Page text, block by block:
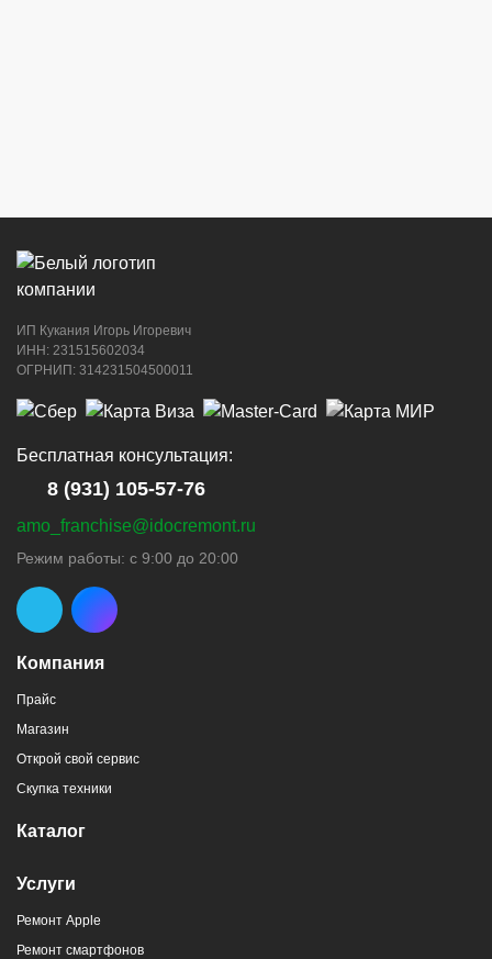
ИП Кукания Игорь Игоревич
ИНН: 231515602034
ОГРНИП: 314231504500011
Компания
Прайс
Магазин
Открой свой сервис
Скупка техники
Каталог
Услуги
Ремонт Apple
Ремонт смартфонов
Бесплатная консультация:
8 (931) 105-57-76
amo_franchise@idocremont.ru
Режим работы: с 9:00 до 20:00